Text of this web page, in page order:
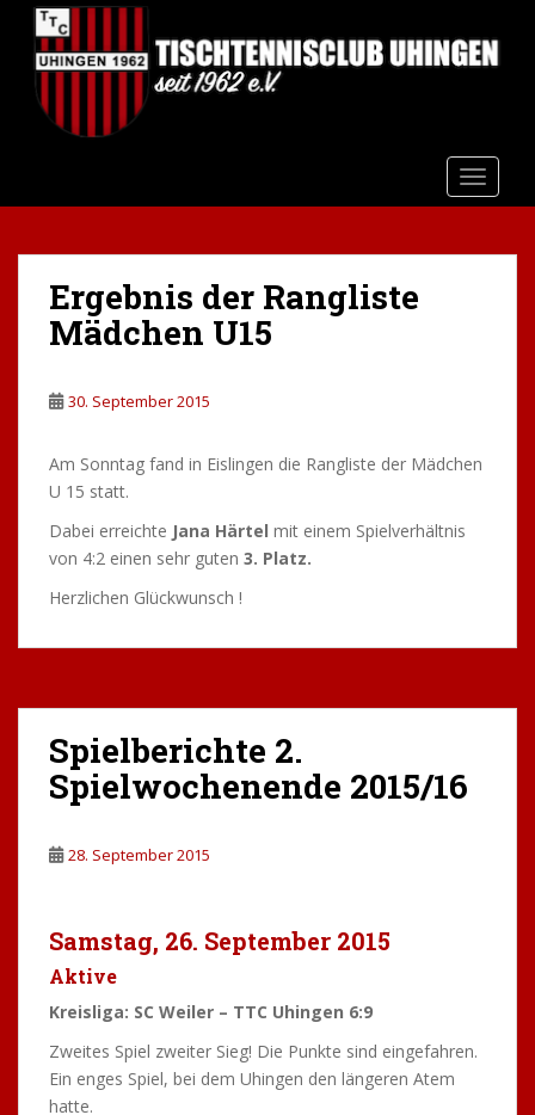
a
Ergebnis der Rangliste
Mädchen U15
30. September 2015
Am Sonntag fand in Eislingen die Rangliste der Mädchen
U 15 statt.
Dabei erreichte Jana Härtel mit einem Spielverhältnis
von 4:2 einen sehr guten 3. Platz.
Herzlichen Glückwunsch !
Spielberichte 2.
Spielwochenende 2015/16
28. September 2015
Samstag, 26. September 2015
Aktive
Kreisliga: SC Weiler – TTC Uhingen 6:9
Zweites Spiel zweiter Sieg! Die Punkte sind eingefahren.
Ein enges Spiel, bei dem Uhingen den längeren Atem
hatte.